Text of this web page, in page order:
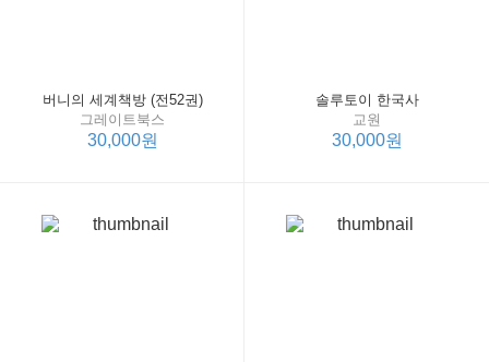
버니의 세계책방 (전52권)
그레이트북스
30,000원
솔루토이 한국사
교원
30,000원